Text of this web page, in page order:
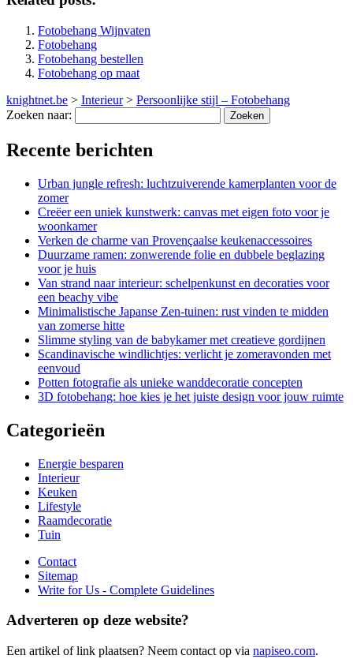
Fotobehang Wijnvaten
Fotobehang
Fotobehang bestellen
Fotobehang op maat
knightnet.be > Interieur> Persoonlijke stijl – Fotobehang
Zoeken naar:
Recente berichten
Urban jungle refresh: luchtzuiverende kamerplanten voor de
zomer
Creëer een uniek kunstwerk: canvas met eigen foto voor je
woonkamer
Verken de charme van Provençaalse keukenaccessoires
Duurzame ramen: zonwerende folie en dubbele beglazing
voor je huis
Van strand naar interieur: schelpenkunst en decoraties voor
een beachy vibe
Minimalistische Japanse Zen-tuinen: rust vinden te midden
van zomerse hitte
Slimme styling van de babykamer met creatieve gordijnen
Scandinavische windlichtjes: verlicht je zomeravonden met
eenvoud
Potten fotografie als unieke wanddecoratie concepten
3D fotobehang: hoe kies je het juiste design voor jouw ruimte
Categorieën
Energie besparen
Interieur
Keuken
Lifestyle
Raamdecoratie
Tuin
Contact
Sitemap
Write for Us - Complete Guidelines
Adverteren op deze website?
Een artikel of link plaatsen? Neem contact op via napiseo.com.